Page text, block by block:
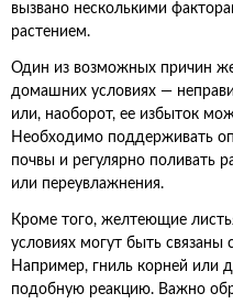
вызвано несколькими
растением.
Один из возможных причин
домашних условиях —
или, наоборот, ее избыток
Необходимо поддерживать
почвы и регулярно поливать
или переувлажнения.
Кроме того, желтеющие
условиях могут быть связаны
Например, гниль корней или
подобную реакцию. Важно